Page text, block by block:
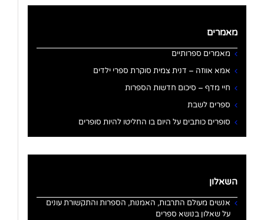
מאמרים
מאמרים ספרותיים
אמא אווזה – דנית צמית סוקרת ספרי ילדים
חיי מדף – סיכום חדשות הספרות
ספרים לשבת
סופרים כותבים על היום בו החליטו להיות סופרים
השאלון
אנשים מעולם התרבות, האמנות, הספרות והתקשורת עונים
על שאלון בנושא ספרים